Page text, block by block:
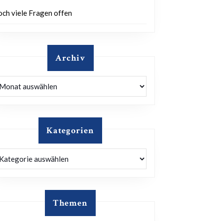
viele Fragen offen
Archiv
Kategorien
Themen